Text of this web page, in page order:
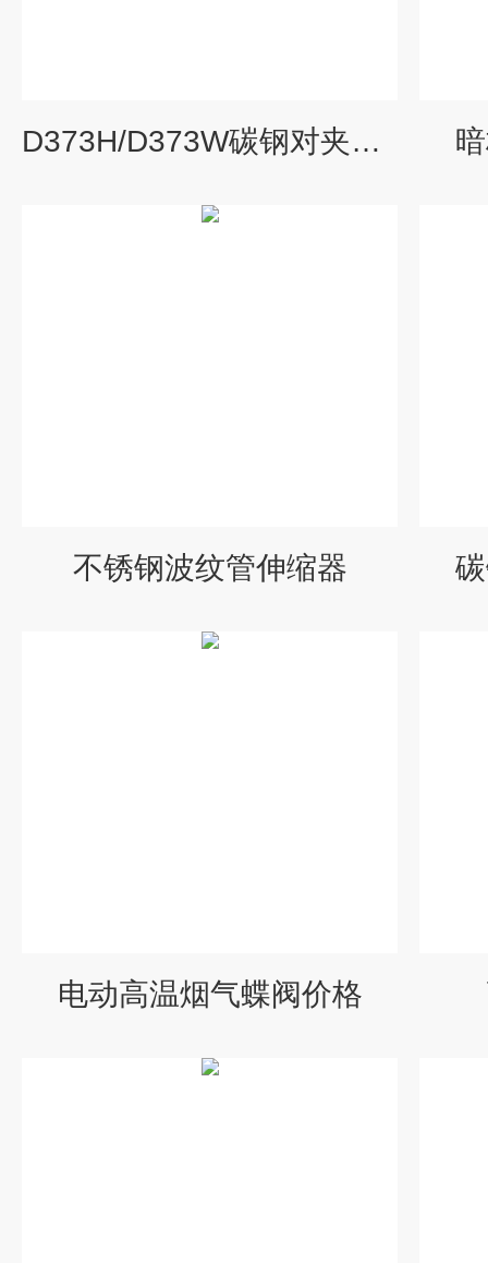
D373H/D373W碳钢对夹蝶式金属硬密封蝶阀价格
不锈钢波纹管伸缩器
电动高温烟气蝶阀价格